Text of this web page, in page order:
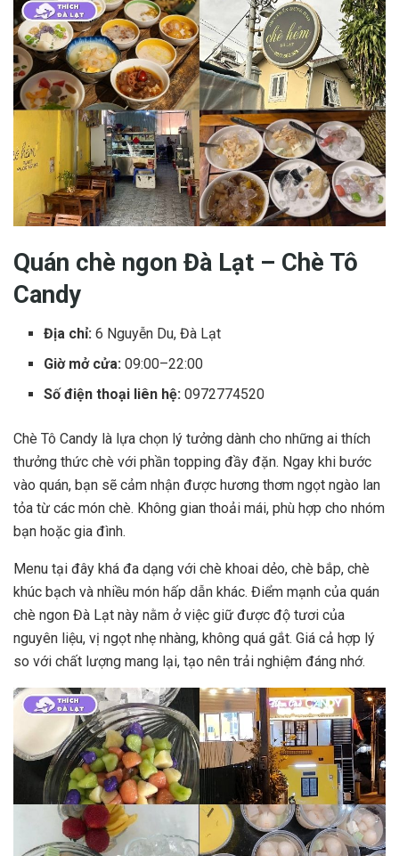
Quán chè ngon Đà Lạt – Chè Tô
Candy
Địa chỉ: 6 Nguyễn Du, Đà Lạt
Giờ mở cửa:09:00–22:00
Số điện thoại liên hệ: 0972774520
Chè Tô Candy là lựa chọn lý tưởng dành cho những ai thích
thưởng thức chè với phần topping đầy đặn. Ngay khi bước
vào quán, bạn sẽ cảm nhận được hương thơm ngọt ngào lan
tỏa từ các món chè. Không gian thoải mái, phù hợp cho nhóm
bạn hoặc gia đình.
Menu tại đây khá đa dạng với chè khoai dẻo, chè bắp, chè
khúc bạch và nhiều món hấp dẫn khác. Điểm mạnh của quán
chè ngon Đà Lạt này nằm ở việc giữ được độ tươi của
nguyên liệu, vị ngọt nhẹ nhàng, không quá gắt. Giá cả hợp lý
so với chất lượng mang lại, tạo nên trải nghiệm đáng nhớ.